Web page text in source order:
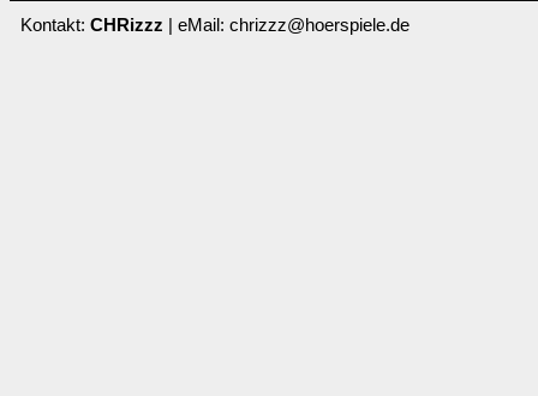
Kontakt: CHRizzz | eMail: chrizzz@hoerspiele.de